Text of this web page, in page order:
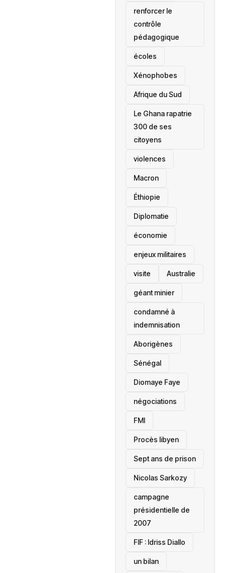
renforcer le
contrôle
pédagogique
écoles
‎Xénophobes
Afrique du Sud
Le Ghana rapatrie
300 de ses
citoyens
violences
Macron
Éthiopie
Diplomatie
économie
enjeux militaires
visite ‎Australie
géant minier
condamné à
indemnisation
Aborigènes
Sénégal
Diomaye Faye
négociations
FMI
Procès libyen
Sept ans de prison
Nicolas Sarkozy
campagne
présidentielle de
2007
‎FIF : Idriss Diallo
un bilan